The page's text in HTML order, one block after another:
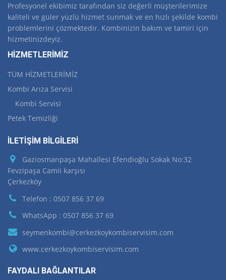
Profesyonel ekibimiz tarafından siz değerli müşterilerimize
kaliteli ve güler yüzlü hizmet sunmak ve en hızlı şekilde kombi
problemlerini çözmektedir. Kombinizin bakım ve tamiri için
hizmetinizdeyiz.
HİZMETLERİMİZ
TÜM HİZMETLERİMİZ
Kombi Arıza Servisi
Kombi Servisi
Petek Temizliği
İLETİŞİM BİLGİLERİ
Gaziosmanpaşa Mahallesi Efendioğlu Sokak No:32
Fevzipaşa Camii karşısı
Çerkezköy
Telefon : 0507 856 37 69
WhatsApp : 0507 856 37 69
seymenkombi@cerkezkoykombiservisim.com
www.cerkezkoykombiservisim.com
FAYDALI BAĞLANTILAR